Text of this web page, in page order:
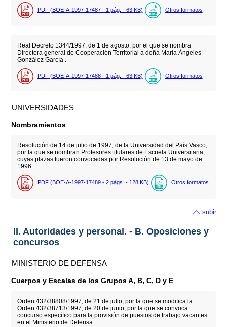
PDF (BOE-A-1997-17487 - 1 pág. - 63 KB) Otros formatos
Real Decreto 1344/1997, de 1 de agosto, por el que se nombra
Directora general de Cooperación Territorial a doña María Ángeles
González García .
PDF (BOE-A-1997-17488 - 1 pág. - 63 KB) Otros formatos
UNIVERSIDADES
Nombramientos
Resolución de 14 de julio de 1997, de la Universidad del País Vasco,
por la que se nombran Profesores titulares de Escuela Universitaria,
cuyas plazas fueron convocadas por Resolución de 13 de mayo de
1996.
PDF (BOE-A-1997-17489 - 2 págs. - 128 KB) Otros formatos
subir
II. Autoridades y personal. - B. Oposiciones y
concursos
MINISTERIO DE DEFENSA
Cuerpos y Escalas de los Grupos A, B, C, D y E
Orden 432/38808/1997, de 21 de julio, por la que se modifica la
Orden 432/38713/1997, de 20 de junio, por la que se convoca
concurso específico para la provisión de puestos de trabajo vacantes
en el Ministerio de Defensa.